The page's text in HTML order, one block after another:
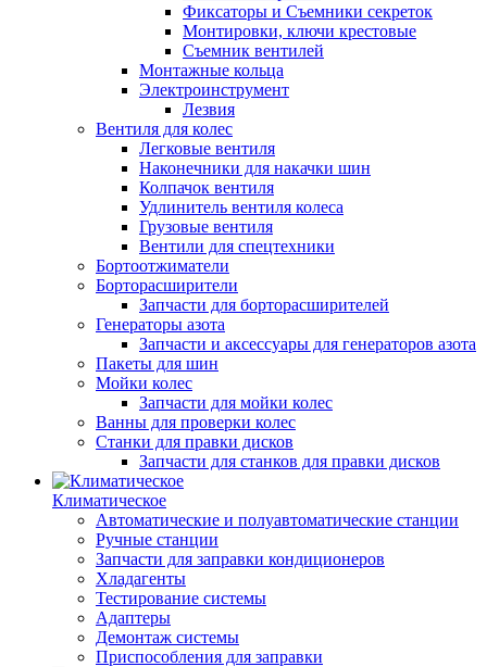
Фиксаторы и Съемники секреток
Монтировки, ключи крестовые
Съемник вентилей
Монтажные кольца
Электроинструмент
Лезвия
Вентиля для колес
Легковые вентиля
Наконечники для накачки шин
Колпачок вентиля
Удлинитель вентиля колеса
Грузовые вентиля
Вентили для спецтехники
Бортоотжиматели
Борторасширители
Запчасти для борторасширителей
Генераторы азота
Запчасти и аксессуары для генераторов азота
Пакеты для шин
Мойки колес
Запчасти для мойки колес
Ванны для проверки колес
Станки для правки дисков
Запчасти для станков для правки дисков
Климатическое
Автоматические и полуавтоматические станции
Ручные станции
Запчасти для заправки кондиционеров
Хладагенты
Тестирование системы
Адаптеры
Демонтаж системы
Приспособления для заправки